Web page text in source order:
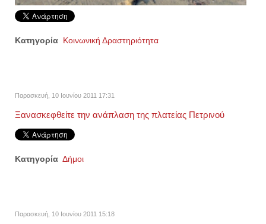
Κατηγορία Κοινωνική Δραστηριότητα
Παρασκευή, 10 Ιουνίου 2011 17:31
Ξανασκεφθείτε την ανάπλαση της πλατείας Πετρινού
Κατηγορία Δήμοι
Παρασκευή, 10 Ιουνίου 2011 15:18